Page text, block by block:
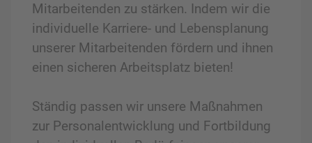
Mitarbeitenden zu stärken. Indem wir die
individuelle Karriere- und Lebensplanung
unserer Mitarbeitenden fördern und ihnen
einen sicheren Arbeitsplatz bieten!
Ständig passen wir unsere Maßnahmen
zur Personalentwicklung und Fortbildung